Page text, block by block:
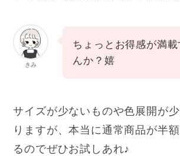
きみ
ちょっとお得感が満
んか？嬉
サイズが少ないものや色展開が
りますが、本当に通常商品が半
るのでぜひお試しあれ♪